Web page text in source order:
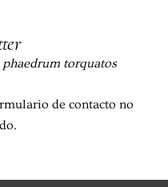
torquatos
de contacto no